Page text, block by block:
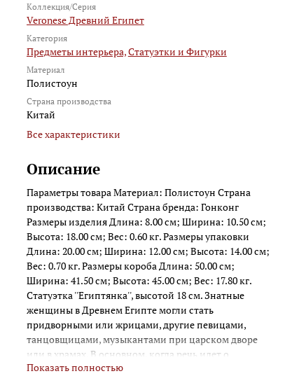
Коллекция/Серия
Veronese Древний Египет
Категория
Предметы интерьера,Статуэтки и Фигурки
Материал
Полистоун
Страна производства
Китай
Все характеристики
Описание
Параметры товара Материал: Полистоун Страна
производства: Китай Страна бренда: Гонконг
Размеры изделия Длина: 8.00 см; Ширина: 10.50 см;
Высота: 18.00 см; Вес: 0.60 кг. Размеры упаковки
Длина: 20.00 см; Ширина: 12.00 см; Высота: 14.00 см;
Вес: 0.70 кг. Размеры короба Длина: 50.00 см;
Ширина: 41.50 см; Высота: 45.00 см; Вес: 17.80 кг.
Статуэтка ''Египтянка'', высотой 18 см. Знатные
женщины в Древнем Египте могли стать
придворными или жрицами, другие певицами,
танцовщицами, музыкантами при царском дворе
или в храмах. В основном, когда речь идет о
женщинах, живших в Древнем Египте, нам
Показать полностью